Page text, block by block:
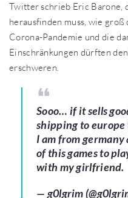
Twitter schrieb Eric Barone,
herausfinden muss, wie
Corona-Pandemie und die
Einschränkungen dürften
erschweren.
Sooo… if it sells
shipping to europe
I am from
of this games to
with my girlfriend.
— g0lgrim